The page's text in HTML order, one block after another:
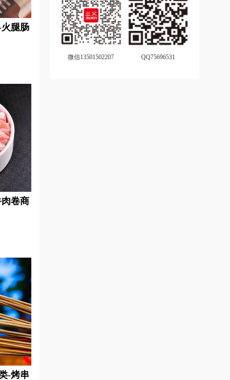
腿肠
卷商
-烤串
微信13501502207 QQ75696531